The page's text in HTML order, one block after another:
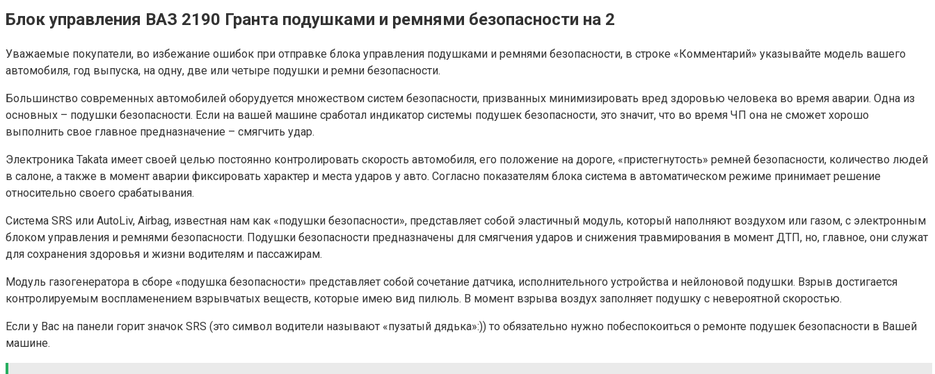
Блок управления ВАЗ 2190 Гранта подушками и ремнями безопасности на 2
Уважаемые покупатели, во избежание ошибок при отправке блока управления подушками и ремнями безопасности, в строке «Комментарий» указывайте модель вашего
автомобиля, год выпуска, на одну, две или четыре подушки и ремни безопасности.
Большинство современных автомобилей оборудуется множеством систем безопасности, призванных минимизировать вред здоровью человека во время аварии. Одна из
основных – подушки безопасности. Если на вашей машине сработал индикатор системы подушек безопасности, это значит, что во время ЧП она не сможет хорошо
выполнить свое главное предназначение – смягчить удар.
Электроника Takata имеет своей целью постоянно контролировать скорость автомобиля, его положение на дороге, «пристегнутость» ремней безопасности, количество людей
в салоне, а также в момент аварии фиксировать характер и места ударов у авто. Согласно показателям блока система в автоматическом режиме принимает решение
относительно своего срабатывания.
Система SRS или AutoLiv, Airbag, известная нам как «подушки безопасности», представляет собой эластичный модуль, который наполняют воздухом или газом, с электронным
блоком управления и ремнями безопасности. Подушки безопасности предназначены для смягчения ударов и снижения травмирования в момент ДТП, но, главное, они служат
для сохранения здоровья и жизни водителям и пассажирам.
Модуль газогенератора в сборе «подушка безопасности» представляет собой сочетание датчика, исполнительного устройства и нейлоновой подушки. Взрыв достигается
контролируемым воспламенением взрывчатых веществ, которые имею вид пилюль. В момент взрыва воздух заполняет подушку с невероятной скоростью.
Если у Вас на панели горит значок SRS (это символ водители называют «пузатый дядька»:)) то обязательно нужно побеспокоиться о ремонте подушек безопасности в Вашей
машине.